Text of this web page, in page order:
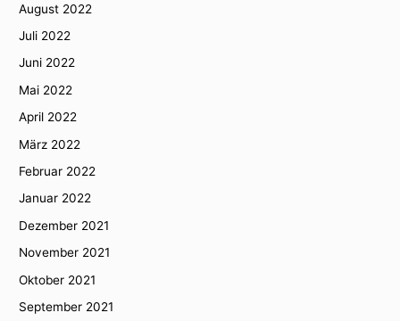
August 2022
Juli 2022
Juni 2022
Mai 2022
April 2022
März 2022
Februar 2022
Januar 2022
Dezember 2021
November 2021
Oktober 2021
September 2021